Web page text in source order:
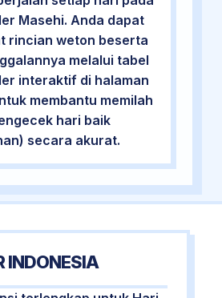
Masehi. Anda dapat
rincian weton beserta
melalui tabel
interaktif di halaman
membantu memilah
hari baik
secara akurat.
INDONESIA